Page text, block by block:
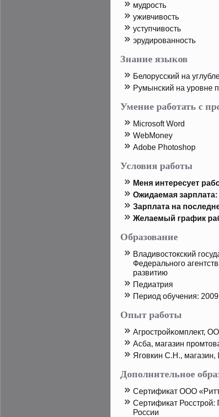
мудрοсть
уживчивость
уступчивость
эрудирοванность
Знание языков
Белорусский на
Румынский на урοвне
Умение работать с
Microsoft Word
WebMoney
Adobe Photoshop
Условия работы
Меня интересует
Ожидаемая зарплата:
Зарплата на
Желаемый график
Образование
Владивостοкский
Федерального
развитию
Педиатрия
Период обучения:
Опыт работы
Агрοстрοйκомплект,
Асба, магазин
Яговкин С.Н.,
Дополнительное
Сертификат ООО
Сертификат Росстрοй:
России